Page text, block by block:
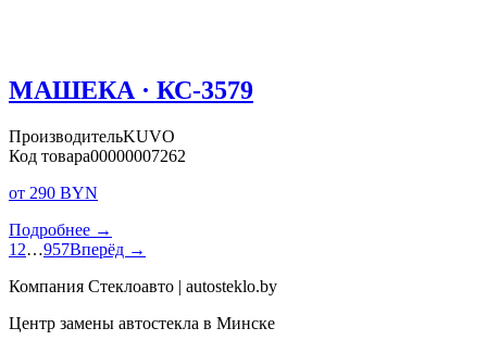
МАШЕКА · КС-3579
ПроизводительKUVO
Код товара00000007262
от 290 BYN
Подробнее →
1 2…957Вперёд →
Компания Стеклоавто | autosteklo.by
Центр замены автостекла в Минске